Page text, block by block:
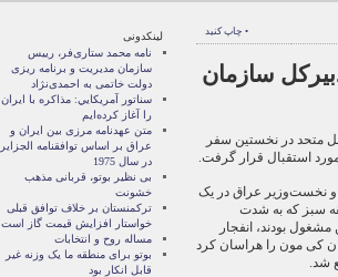
• چاپ کنید
سازمان
متحد در نخستین سفر
مورد استقبال قرار گرفت.
و نخست‌وزیر عراق در یک
سبز که به شدت
بودند، انفجار
کی مون را هراسان کرد
شد.
لینکدونی
نامه محمد ستاری‌فر، رییس
سازمان مدیریت و برنامه ریزی
دولت خاتمی به احمدی‌نژاد
سناتور آمريکايي: مذاکره با ايران
را آغاز کرده‌ايم
متن عهدنامه مرزى بين ايران و
عراق بر اساس توافقنامه الجزاير
در سال 1975
بی نظیر بوتو، قربانی مذهب
خشونت
ترکمنستان بر خلاف توافق قبلی
خواستار افزایش قیمت گاز است
مساله روح و انتخابات
بوتو برای منطقه ما یک وزنه غیر
قابل انکار بود